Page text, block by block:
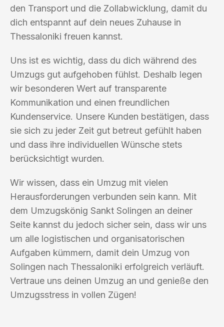
den Transport und die Zollabwicklung, damit du
dich entspannt auf dein neues Zuhause in
Thessaloniki freuen kannst.
Uns ist es wichtig, dass du dich während des
Umzugs gut aufgehoben fühlst. Deshalb legen
wir besonderen Wert auf transparente
Kommunikation und einen freundlichen
Kundenservice. Unsere Kunden bestätigen, dass
sie sich zu jeder Zeit gut betreut gefühlt haben
und dass ihre individuellen Wünsche stets
berücksichtigt wurden.
Wir wissen, dass ein Umzug mit vielen
Herausforderungen verbunden sein kann. Mit
dem Umzugskönig Sankt Solingen an deiner
Seite kannst du jedoch sicher sein, dass wir uns
um alle logistischen und organisatorischen
Aufgaben kümmern, damit dein Umzug von
Solingen nach Thessaloniki erfolgreich verläuft.
Vertraue uns deinen Umzug an und genieße den
Umzugsstress in vollen Zügen!